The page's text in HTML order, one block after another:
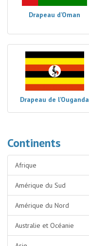
Drapeau d’Oman
Drapeau de l’Ouganda
Continents
Afrique
Amérique du Sud
Amérique du Nord
Australie et Océanie